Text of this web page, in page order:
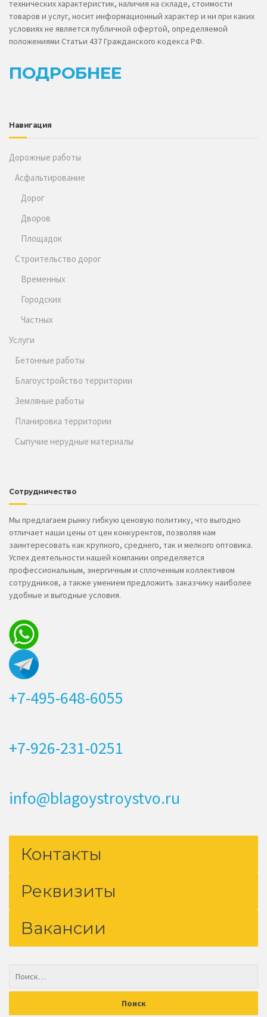
технических характеристик, наличия на складе, стоимости
товаров и услуг, носит информационный характер и ни при каких
условиях не является публичной офертой, определяемой
положениями Статьи 437 Гражданского кодекса РФ.
ПОДРОБНЕЕ
Навигация
Дорожные работы
Асфальтирование
Дорог
Дворов
Площадок
Строительство дорог
Временных
Городских
Частных
Услуги
Бетонные работы
Благоустройство территории
Земляные работы
Планировка территории
Сыпучие нерудные материалы
Сотрудничество
Мы предлагаем рынку гибкую ценовую политику, что выгодно
отличает наши цены от цен конкурентов, позволяя нам
заинтересовать как крупного, среднего, так и мелкого оптовика.
Успех деятельности нашей компании определяется
профессиональным, энергичным и сплоченным коллективом
сотрудников, а также умением предложить заказчику наиболее
удобные и выгодные условия.
+7-495-648-6055
+7-926-231-0251
info@blagoystroystvo.ru
Контакты
Реквизиты
Вакансии